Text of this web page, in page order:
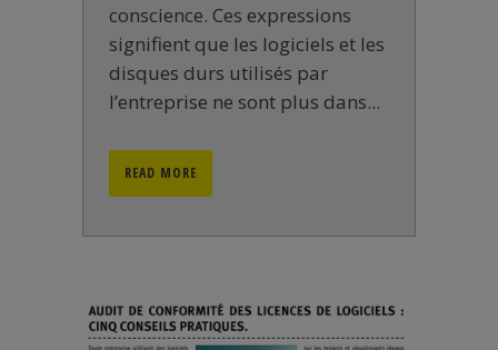
conscience. Ces expressions
signifient que les logiciels et les
disques durs utilisés par
l’entreprise ne sont plus dans...
READ MORE